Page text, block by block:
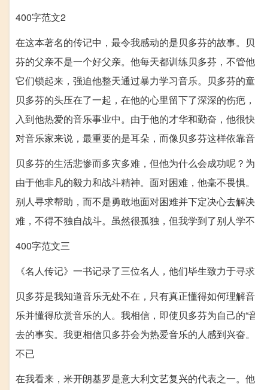
400字范文2
在这本著名的传记中，最令我感动的是贝多芬的故事。
芬的父亲不是一个好父亲。他每天都训练贝多芬，不管
它们锁起来，强迫他整天通过暴力学习音乐。贝多芬的
贝多芬的头压在了一起，在他的心里留下了深深的伤疤
入到他热爱的音乐事业中。由于他的才华和勤奋，他很
对音乐家来说，最重要的是耳朵，而像贝多芬这样依靠
贝多芬的生活悲惨而多灾多难，但他为什么会成功呢？
由于他非凡的毅力和战斗精神。面对困难，他毫不畏惧
别人寻求帮助，而不是勇敢地面对困难并下定决心去解
难，不得不独自战斗。虽然很孤独，但我学到了别人学
400字范文三
《名人传记》一书记录了三位名人，他们毕生致力于寻
贝多芬是我知道音乐无处不在，只有真正懂得如何理解
乐并懂得欣赏音乐的人。我相信，即使贝多芬为自己的
去的事实。我更相信贝多芬会为热爱音乐的人感到兴奋
不已
在我看来，米开朗基罗是意大利文艺复兴的代表之一。